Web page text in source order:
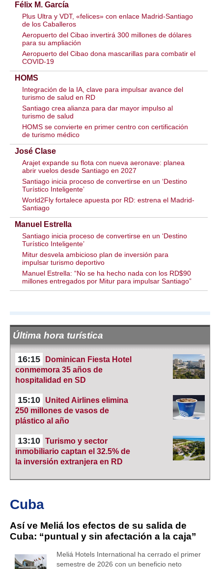
Félix M. García
Plus Ultra y VDT, «felices» con enlace Madrid-Santiago
de los Caballeros
Aeropuerto del Cibao invertirá 300 millones de dólares
para su ampliación
Aeropuerto del Cibao dona mascarillas para combatir el
COVID-19
HOMS
Integración de la IA, clave para impulsar avance del
turismo de salud en RD
Santiago crea alianza para dar mayor impulso al
turismo de salud
HOMS se convierte en primer centro con certificación
de turismo médico
José Clase
Arajet expande su flota con nueva aeronave: planea
abrir vuelos desde Santiago en 2027
Santiago inicia proceso de convertirse en un ‘Destino
Turístico Inteligente’
World2Fly fortalece apuesta por RD: estrena el Madrid-
Santiago
Manuel Estrella
Santiago inicia proceso de convertirse en un ‘Destino
Turístico Inteligente’
Mitur desvela ambicioso plan de inversión para
impulsar turismo deportivo
Manuel Estrella: “No se ha hecho nada con los RD$90
millones entregados por Mitur para impulsar Santiago”
Última hora turística
16:15
Dominican Fiesta Hotel
conmemora 35 años de
hospitalidad en SD
15:10
United Airlines elimina
250 millones de vasos de
plástico al año
13:10 Turismo y sector
inmobiliario captan el 32.5% de
la inversión extranjera en RD
Cuba
Así ve Meliá los efectos de su salida de
Cuba: “puntual y sin afectación a la caja”
Meliá Hotels International ha cerrado el primer
semestre de 2026 con un beneficio neto